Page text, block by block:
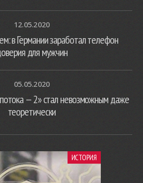
12.05.2020
в Германии заработал телефон
для мужчин
05.05.2020
потока — 2» стал невозможным даже
теоретически
ИСТОРИЯ